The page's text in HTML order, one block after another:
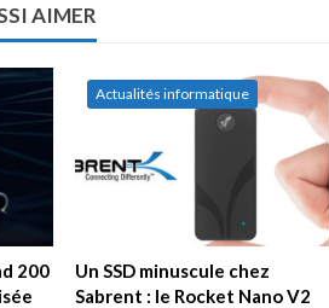
AIMER
200
Actualités informatique
Un SSD minuscule chez
Sabrent : le Rocket Nano V2